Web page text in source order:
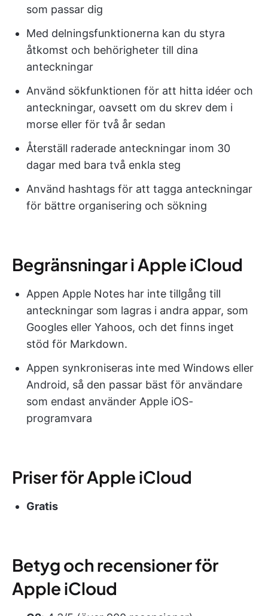
som passar dig
Med delningsfunktionerna kan du styra
åtkomst och behörigheter till dina
anteckningar
Använd sökfunktionen för att hitta idéer och
anteckningar, oavsett om du skrev dem i
morse eller för två år sedan
Återställ raderade anteckningar inom 30
dagar med bara två enkla steg
Använd hashtags för att tagga anteckningar
för bättre organisering och sökning
Begränsningar i Apple iCloud
Appen Apple Notes har inte tillgång till
anteckningar som lagras i andra appar, som
Googles eller Yahoos, och det finns inget
stöd för Markdown.
Appen synkroniseras inte med Windows eller
Android, så den passar bäst för användare
som endast använder Apple iOS-
programvara
Priser för Apple iCloud
Gratis
Betyg och recensioner för
Apple iCloud